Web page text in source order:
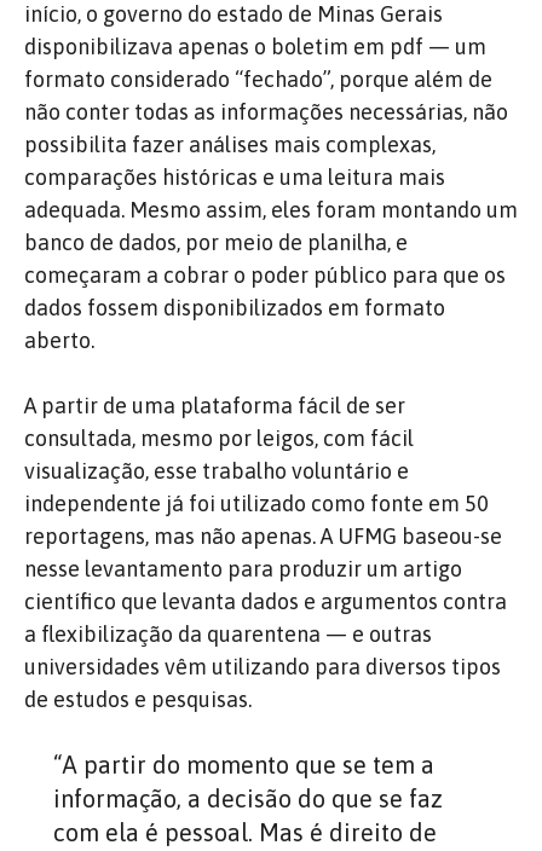
início, o governo do estado de Minas Gerais
disponibilizava apenas o boletim em pdf — um
formato considerado “fechado”, porque além de
não conter todas as informações necessárias, não
possibilita fazer análises mais complexas,
comparações históricas e uma leitura mais
adequada. Mesmo assim, eles foram montando um
banco de dados, por meio de planilha, e
começaram a cobrar o poder público para que os
dados fossem disponibilizados em formato
aberto.
A partir de uma plataforma fácil de ser
consultada, mesmo por leigos, com fácil
visualização, esse trabalho voluntário e
independente já foi utilizado como fonte em 50
reportagens, mas não apenas. A UFMG baseou-se
nesse levantamento para produzir um artigo
científico que levanta dados e argumentos contra
a flexibilização da quarentena — e outras
universidades vêm utilizando para diversos tipos
de estudos e pesquisas.
“A partir do momento que se tem a
informação, a decisão do que se faz
com ela é pessoal. Mas é direito de